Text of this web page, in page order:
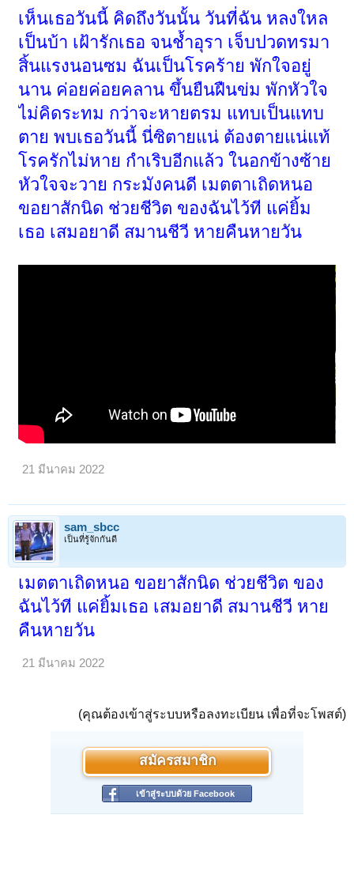
เห็นเธอวันนี้ คิดถึงวันนั้น วันที่ฉัน หลงใหล
เป็นบ้า เฝ้ารักเธอ จนช้ำอุรา เจ็บปวดทรมา
สิ้นแรงนอนซม ฉันเป็นโรคร้าย พักใจอยู่
นาน ค่อยค่อยคลาน ขึ้นยืนฝืนข่ม พักหัวใจ
ไม่คิดระทม กว่าจะหายตรม แทบเป็นแทบ
ตาย พบเธอวันนี้ นี่ซิตายแน่ ต้องตายแน่แท้
โรครักไม่หาย กำเริบอีกแล้ว ในอกข้างซ้าย
หัวใจจะวาย กระมังคนดี เมตตาเถิดหนอ
ขอยาสักนิด ช่วยชีวิต ของฉันไว้ที แค่ยิ้ม
เธอ เสมอยาดี สมานชีวี หายคืนหายวัน
21 มีนาคม 2022
sam_sbcc
เป็นที่รู้จักกันดี
เมตตาเถิดหนอ ขอยาสักนิด ช่วยชีวิต ของ
ฉันไว้ที แค่ยิ้มเธอ เสมอยาดี สมานชีวี หาย
คืนหายวัน
21 มีนาคม 2022
(คุณต้องเข้าสู่ระบบหรือลงทะเบียน เพื่อที่จะโพสต์)
สมัครสมาชิก
เข้าสู่ระบบด้วย Facebook